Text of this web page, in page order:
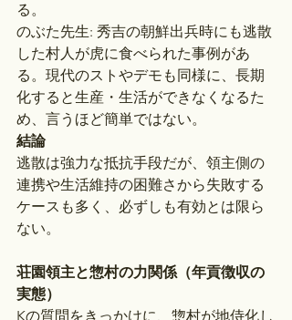
る。
のぶた先生: 秀吉の朝鮮出兵時にも逃散
した村人が虎に食べられた事例があ
る。現代のストやデモも同様に、長期
化すると生産・生活ができなくなるた
め、言うほど簡単ではない。
結論
逃散は強力な抵抗手段だが、領主側の
連携や生活維持の困難さから失敗する
ケースも多く、必ずしも有効とは限ら
ない。
荘園領主と惣村の力関係（年貢徴収の
実態）
Kの質問をきっかけに、惣村が地侍化し